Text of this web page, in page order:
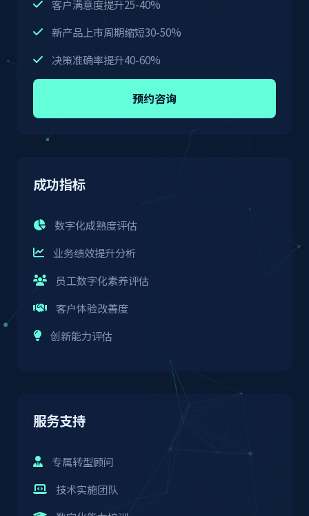
客户满意度提升25-40%
新产品上市周期缩短30-50%
决策准确率提升40-60%
预约咨询
成功指标
数字化成熟度评估
业务绩效提升分析
员工数字化素养评估
客户体验改善度
创新能力评估
服务支持
专属转型顾问
技术实施团队